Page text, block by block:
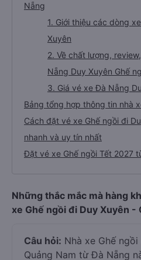
Nẵng
1. Giới thiệu các dòng
Xuyên
2. Về chất lượng,
Nẵng Duy Xuyên Ghế
3. Giá vé xe Đà Nẵng
Bảng tổng hợp thông tin nhà
Cách đặt vé xe Ghế ngồi đi
nhanh và uy tín nhất
Đặt vé xe Ghế ngồi Tết 2027
Những thắc mắc mà hàng
xe Ghế ngồi đi Duy Xuyên -
Câu hỏi: Nhà xe Ghế
Quảng Nam từ Đà Nẵng